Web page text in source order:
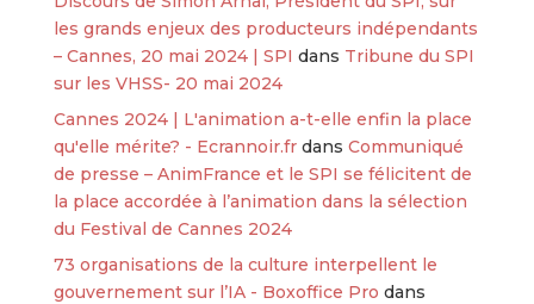
les grands enjeux des producteurs indépendants
– Cannes, 20 mai 2024 | SPI dans Tribune du SPI
sur les VHSS- 20 mai 2024
Cannes 2024 | L'animation a-t-elle enfin la place
qu'elle mérite? - Ecrannoir.frdans Communiqué
de presse – AnimFrance et le SPI se félicitent de
la place accordée à l’animation dans la sélection
du Festival de Cannes 2024
73 organisations de la culture interpellent le
gouvernement sur l’IA - Boxoffice Pro dans